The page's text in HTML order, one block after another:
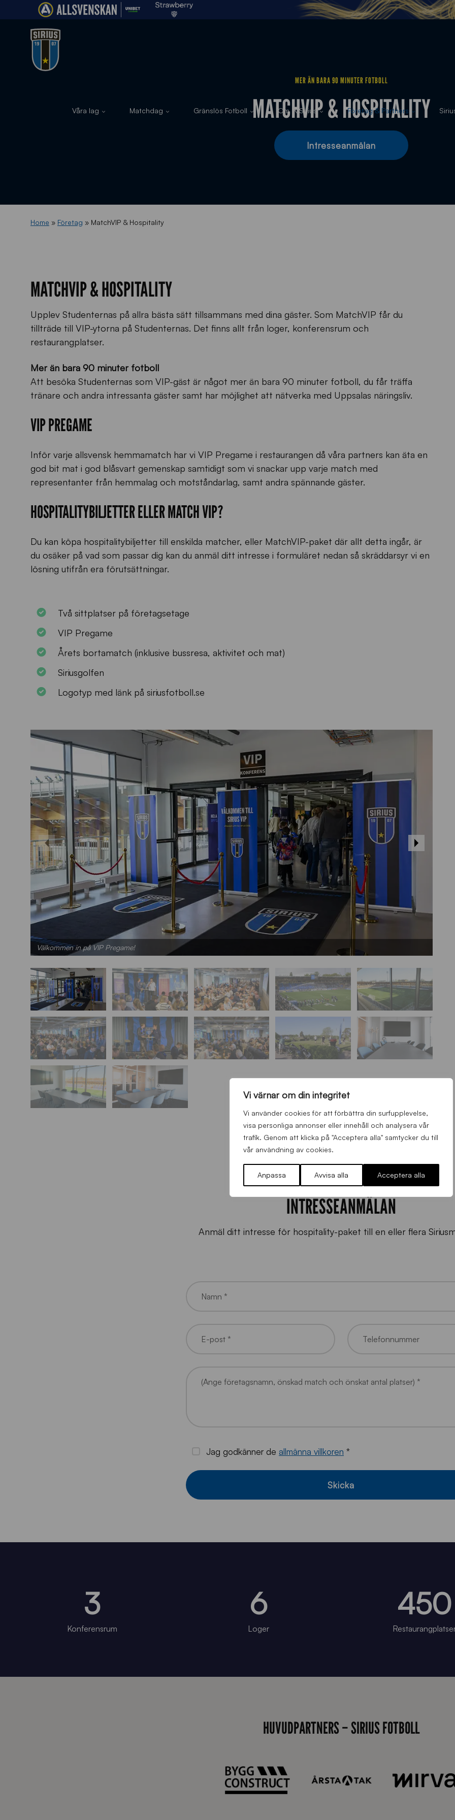
Vi värnar om din integritet
Vi använder cookies för att förbättra din surfupplevelse,
visa personliga annonser eller innehåll och analysera vår
trafik. Genom att klicka på "Acceptera alla" samtycker du till
vår användning av cookies.
Anpassa Avvisa alla Acceptera alla
Våra lag Matchdag Gränslös Fotboll Om IK Sirius Företag & Partners
MER ÄN BARA 90 MINUTER FOTBOLL
MATCHVIP & HOSPITALITY
Intresseanmälan
Home » Företag » MatchVIP & Hospitality
MATCHVIP & HOSPITALITY
Upplev Studenternas på allra bästa sätt tillsammans med dina gäster. Som MatchVIP får du
tillträde till VIP-ytorna på Studenternas. Det finns allt från loger, konferensrum och
restaurangplatser.
Mer än bara 90 minuter fotboll
Att besöka Studenternas som VIP-gäst är något mer än bara 90 minuter fotboll, du får träffa
tränare och andra intressanta gäster samt har möjlighet att nätverka med Uppsalas näringsliv.
VIP PREGAME
Inför varje allsvensk hemmamatch har vi VIP Pregame i restaurangen då våra partners kan äta en
god bit mat i god blåsvart gemenskap samtidigt som vi snackar upp varje match med
representanter från hemmalag och motståndarlag, samt andra spännande gäster.
HOSPITALITYBILJETTER ELLER MATCH VIP?
Du kan köpa hospitalitybiljetter till enskilda matcher, eller MatchVIP-paket där allt detta ingår, är
du osäker på vad som passar dig kan du anmäl ditt intresse i formuläret nedan så skräddarsyr vi en
lösning utifrån era förutsättningar.
Två sittplatser på företagsetage​
VIP Pregame
Årets bortamatch (inklusive bussresa, aktivitet och mat)
Siriusgolfen
Logotyp med länk på siriusfotboll.se
Välkommen in på VIP Pregame!
INTRESSEANMÄLAN
Anmäl ditt intresse för hospitality-paket till en eller flera
Namn *
E-post * Telefonnummer
(Ange företagsnamn, önskad match och önskat antal platser) *
Jag godkänner de allmänna villkoren *
Skicka
3
Konferensrum
6
Loger
450
HUVUDPARTNERS – SIRIUS FOTBOLL